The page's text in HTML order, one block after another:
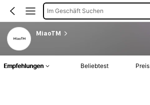
Im Geschäft Suchen
MiaoTM
Empfehlungen Beliebtest Preis